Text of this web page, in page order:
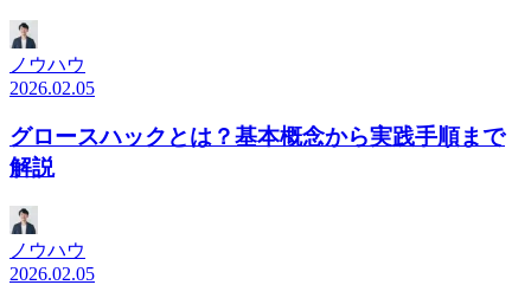
ノウハウ
2026.02.05
グロースハックとは？基本概念から実践手順まで
解説
ノウハウ
2026.02.05